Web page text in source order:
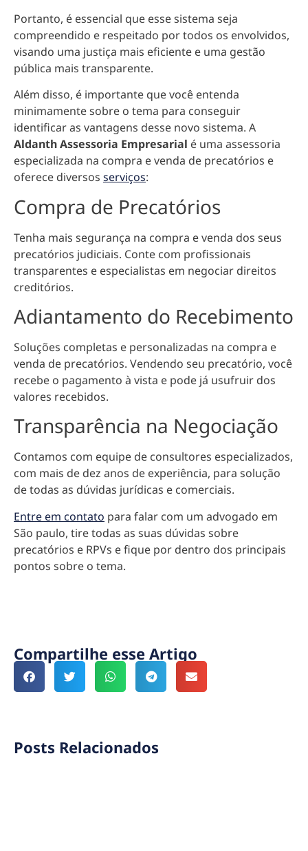
Portanto, é essencial que esse sistema seja
compreendido e respeitado por todos os envolvidos,
visando uma justiça mais eficiente e uma gestão
pública mais transparente.
Além disso, é importante que você entenda
minimamente sobre o tema para conseguir
identificar as vantagens desse novo sistema. A
Aldanth Assessoria Empresarial é uma assessoria
especializada na compra e venda de precatórios e
oferece diversos serviços:
Compra de Precatórios
Tenha mais segurança na compra e venda dos seus
precatórios judiciais. Conte com profissionais
transparentes e especialistas em negociar direitos
creditórios.
Adiantamento do Recebimento
Soluções completas e personalizadas na compra e
venda de precatórios. Vendendo seu precatório, você
recebe o pagamento à vista e pode já usufruir dos
valores recebidos.
Transparência na Negociação
Contamos com equipe de consultores especializados,
com mais de dez anos de experiência, para solução
de todas as dúvidas jurídicas e comerciais.
Entre em contato para falar com um advogado em
São paulo, tire todas as suas dúvidas sobre
precatórios e RPVs e fique por dentro dos principais
pontos sobre o tema.
Compartilhe esse Artigo
Posts Relacionados